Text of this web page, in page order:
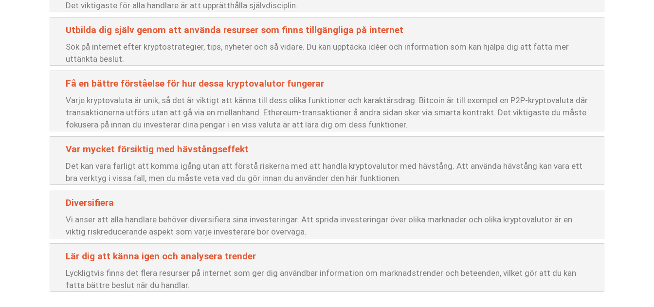
Det viktigaste för alla handlare är att upprätthålla självdisciplin.
Utbilda dig själv genom att använda resurser som finns tillgängliga på internet
Sök på internet efter kryptostrategier, tips, nyheter och så vidare. Du kan upptäcka idéer och information som kan hjälpa dig att fatta mer
uttänkta beslut.
Få en bättre förståelse för hur dessa kryptovalutor fungerar
Varje kryptovaluta är unik, så det är viktigt att känna till dess olika funktioner och karaktärsdrag. Bitcoin är till exempel en P2P-kryptovaluta där
transaktionerna utförs utan att gå via en mellanhand. Ethereum-transaktioner å andra sidan sker via smarta kontrakt. Det viktigaste du måste
fokusera på innan du investerar dina pengar i en viss valuta är att lära dig om dess funktioner.
Var mycket försiktig med hävstångseffekt
Det kan vara farligt att komma igång utan att förstå riskerna med att handla kryptovalutor med hävstång. Att använda hävstång kan vara ett
bra verktyg i vissa fall, men du måste veta vad du gör innan du använder den här funktionen.
Diversifiera
Vi anser att alla handlare behöver diversifiera sina investeringar. Att sprida investeringar över olika marknader och olika kryptovalutor är en
viktig riskreducerande aspekt som varje investerare bör överväga.
Lär dig att känna igen och analysera trender
Lyckligtvis finns det flera resurser på internet som ger dig användbar information om marknadstrender och beteenden, vilket gör att du kan
fatta bättre beslut när du handlar.